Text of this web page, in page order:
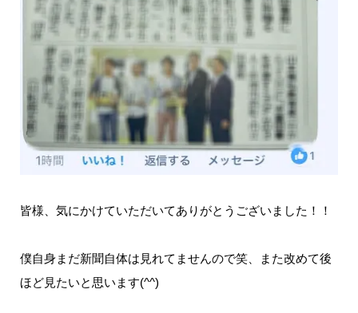
皆様、気にかけていただいてありがとうございました！！
僕自身まだ新聞自体は見れてませんので笑、また改めて後
ほど見たいと思います(^^)